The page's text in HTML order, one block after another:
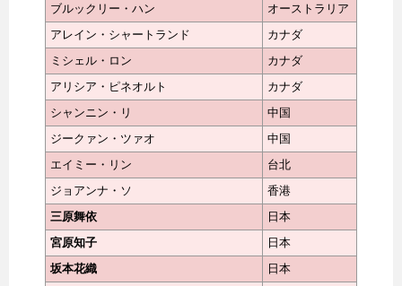
ブルックリー・ハン
オーストラリア
アレイン・シャートランド
カナダ
ミシェル・ロン
カナダ
アリシア・ピネオルト
カナダ
シャンニン・リ
中国
ジークァン・ツァオ
中国
エイミー・リン
台北
ジョアンナ・ソ
香港
三原舞依
日本
宮原知子
日本
坂本花織
日本